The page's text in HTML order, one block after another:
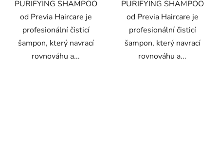
PURIFYING SHAMPOO
od Previa Haircare je
profesionální čisticí
šampon, který navrací
rovnováhu a...
PURIFYING SHAMPOO
od Previa Haircare je
profesionální čisticí
šampon, který navrací
rovnováhu a...